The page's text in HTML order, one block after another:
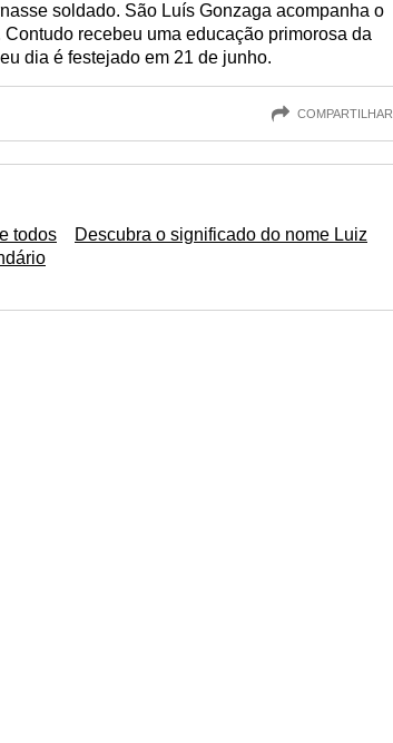
soldado. São Luís Gonzaga acompanha o
recebeu uma educação primorosa da
dia é festejado em 21 de junho.
COMPARTILHAR
todos
Descubra o significado do nome Luiz